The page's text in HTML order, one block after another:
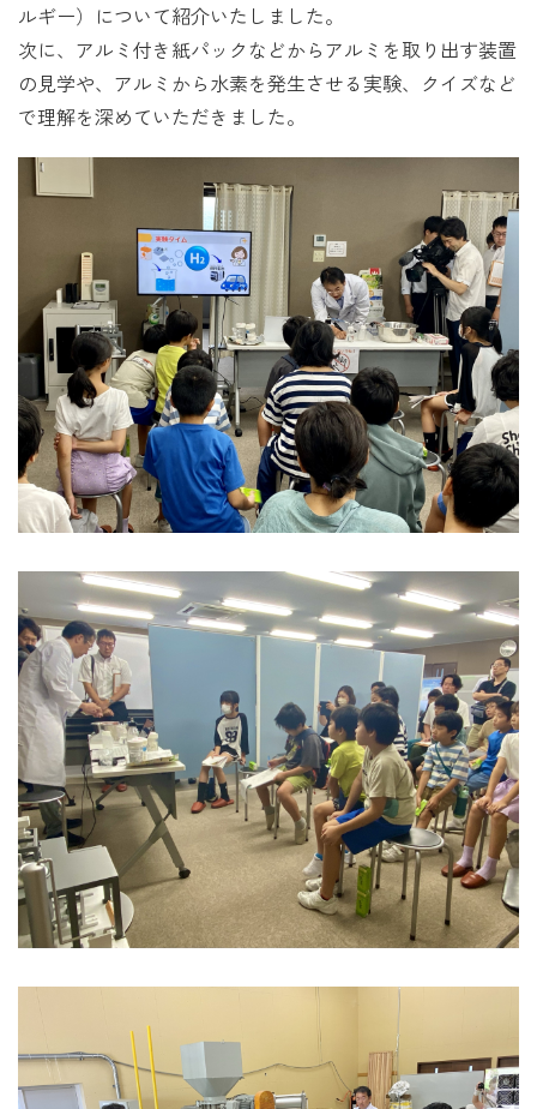
ルギー）について紹介いたしました。
次に、アルミ付き紙パックなどからアルミを取り出す装置
の見学や、アルミから水素を発生させる実験、クイズなど
で理解を深めていただきました。